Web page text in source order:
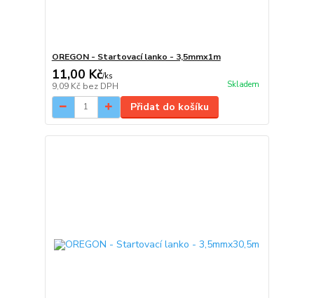
OREGON - Startovací lanko - 3,5mmx1m
11,00 Kč/ks
9,09 Kč bez DPH Skladem
Přidat do košíku